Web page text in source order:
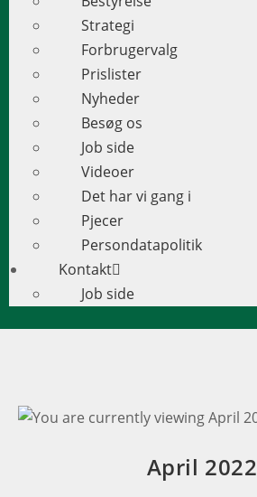
Strategi
Forbrugervalg
Prislister
Nyheder
Besøg os
Job side
Videoer
Det har vi gang i
Pjecer
Persondatapolitik
Kontakt
Job side
April 2022